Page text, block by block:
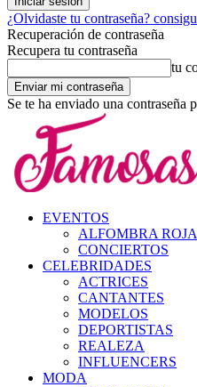
¿Olvidaste tu contraseña?
Recuperación de contraseña
Recupera tu contraseña
tu
Se te ha enviado una contraseña
EVENTOS
ALFOMBRA ROJA
CONCIERTOS
CELEBRIDADES
ACTRICES
CANTANTES
MODELOS
DEPORTISTAS
REALEZA
INFLUENCERS
MODA